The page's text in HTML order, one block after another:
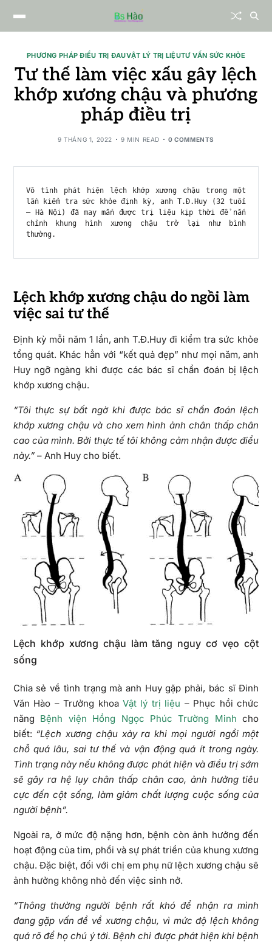
PHƯƠNG PHÁP ĐIỀU TRỊ ĐAUVẬT LÝ TRỊ LIỆUTƯ VẤN SỨC KHỎE
Tư thế làm việc xấu gây lệch
khớp xương chậu và phương
pháp điều trị
9 THÁNG 1, 2022 9 MIN READ 0 COMMENTS
Vô tình phát hiện lệch khớp xương chậu trong một
lần kiểm tra sức khỏe định kỳ, anh T.Đ.Huy (32 tuổi
– Hà Nội) đã may mắn được trị liệu kịp thời để nắn
chỉnh khung hình xương chậu trở lại như bình
thường.
Lệch khớp xương chậu do ngồi làm
việc sai tư thế
Định kỳ mỗi năm 1 lần, anh T.Đ.Huy đi kiểm tra sức khỏe
tổng quát. Khác hẳn với “kết quả đẹp” như mọi năm, anh
Huy ngỡ ngàng khi được các bác sĩ chẩn đoán bị lệch
khớp xương chậu.
“Tôi thực sự bất ngờ khi được bác sĩ chẩn đoán lệch
khớp xương chậu và cho xem hình ảnh chân thấp chân
cao của mình. Bởi thực tế tôi không cảm nhận được điều
này.”– Anh Huy cho biết.
Lệch khớp xương chậu làm tăng nguy cơ vẹo cột
sống
Chia sẻ về tình trạng mà anh Huy gặp phải, bác sĩ Đinh
Văn Hào – Trưởng khoaVật lý trị liệu – Phục hồi chức
năng Bệnh viện Hồng Ngọc Phúc Trường Minh cho
biết: “Lệch xương chậu xảy ra khi mọi người ngồi một
chỗ quá lâu, sai tư thế và vận động quá ít trong ngày.
Tình trạng này nếu không được phát hiện và điều trị sớm
sẽ gây ra hệ lụy chân thấp chân cao, ảnh hưởng tiêu
cực đến cột sống, làm giảm chất lượng cuộc sống của
người bệnh”.
Ngoài ra, ở mức độ nặng hơn, bệnh còn ảnh hưởng đến
hoạt động của tim, phổi và sự phát triển của khung xương
chậu. Đặc biệt, đối với chị em phụ nữ lệch xương chậu sẽ
ảnh hưởng không nhỏ đến việc sinh nở.
“Thông thường người bệnh rất khó để nhận ra mình
đang gặp vấn đề về xương chậu, vì mức độ lệch không
quá rõ để họ chú ý tới. Bệnh chỉ được phát hiện khi bệnh